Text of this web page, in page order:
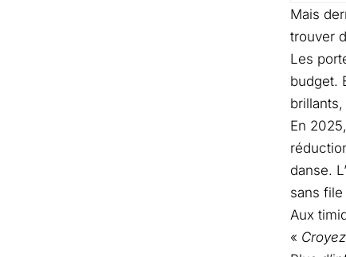
Mais
trouver
Les
budget.
brillants,
En
danse.
sans file
Aux
«